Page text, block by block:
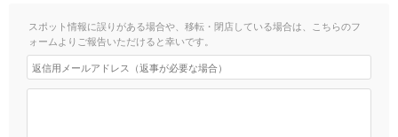
スポット情報に誤りがある場合や、移転・閉店している場合は、こちらのフ
ォームよりご報告いただけると幸いです。